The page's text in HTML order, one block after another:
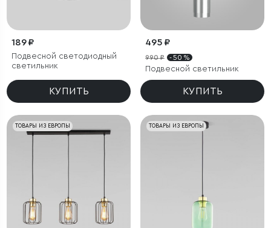
189 ₽
Подвесной светодиодный
светильник
КУПИТЬ
495 ₽
990 ₽ - 50 %
Подвесной светильник
КУПИТЬ
ТОВАРЫ ИЗ ЕВРОПЫ ТОВАРЫ ИЗ ЕВРОПЫ